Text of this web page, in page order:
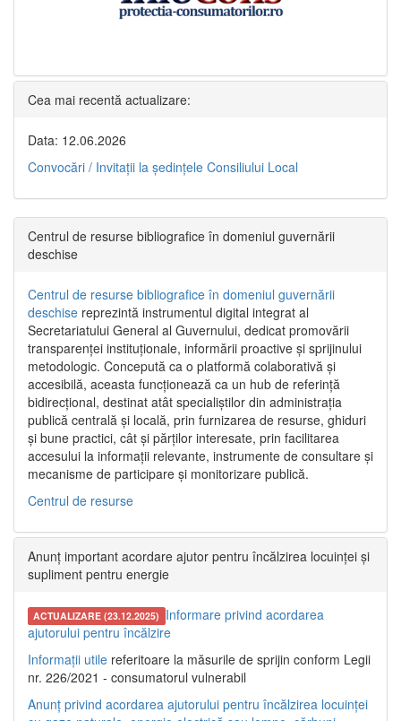
Cea mai recentă actualizare:
Data: 12.06.2026
Convocări / Invitaţii la şedinţele Consiliului Local
Centrul de resurse bibliografice în domeniul guvernării
deschise
Centrul de resurse bibliografice în domeniul guvernării
deschise reprezintă instrumentul digital integrat al
Secretariatului General al Guvernului, dedicat promovării
transparenței instituționale, informării proactive și sprijinului
metodologic. Concepută ca o platformă colaborativă și
accesibilă, aceasta funcționează ca un hub de referință
bidirecțional, destinat atât specialiștilor din administrația
publică centrală și locală, prin furnizarea de resurse, ghiduri
și bune practici, cât și părților interesate, prin facilitarea
accesului la informații relevante, instrumente de consultare și
mecanisme de participare și monitorizare publică.
Centrul de resurse
Anunț important acordare ajutor pentru încălzirea locuinței și
supliment pentru energie
ACTUALIZARE (23.12.2025) Informare privind acordarea
ajutorului pentru încălzire
Informații utile referitoare la măsurile de sprijin conform Legii
nr. 226/2021 - consumatorul vulnerabil
Anunț privind acordarea ajutorului pentru încălzirea locuinței